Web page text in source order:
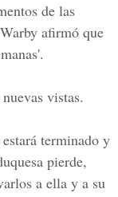
de las
afirmó que
vistas.
terminado y
pierde,
a ella y a su